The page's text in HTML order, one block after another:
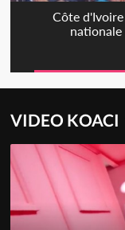
Côte
nationale
VIDEO